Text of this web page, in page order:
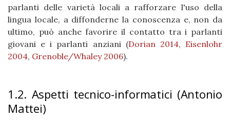
parlanti delle varietà locali a rafforzare l'uso della
lingua locale, a diffonderne la conoscenza e, non da
ultimo, può anche favorire il contatto tra i parlanti
giovani e i parlanti anziani (Dorian 2014, Eisenlohr
2004, Grenoble/Whaley 2006).
1.2. Aspetti tecnico-informatici (Antonio
Mattei)